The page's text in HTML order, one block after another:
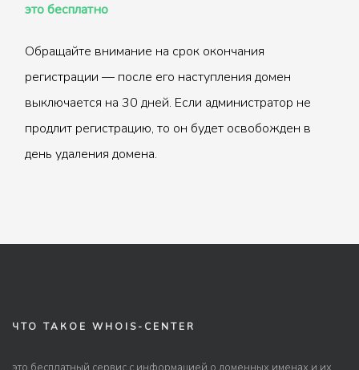
это бесплатно
Обращайте внимание на срок окончания
регистрации — после его наступления домен
выключается на 30 дней. Если администратор не
продлит регистрацию, то он будет освобожден в
день удаления домена.
ЧТО ТАКОЕ WHOIS-CENTER